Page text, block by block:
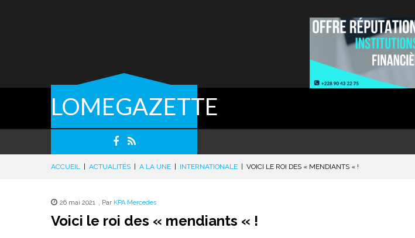
LOMEGAZETTE
ACCUEIL ACTUALITÉS A LA UNE INTERNATIONALE VOICI LE ROI DES « MENDIANTS « !
26 mai 2021 , Par KPA Mercedes
Voici le roi des « mendiants « !